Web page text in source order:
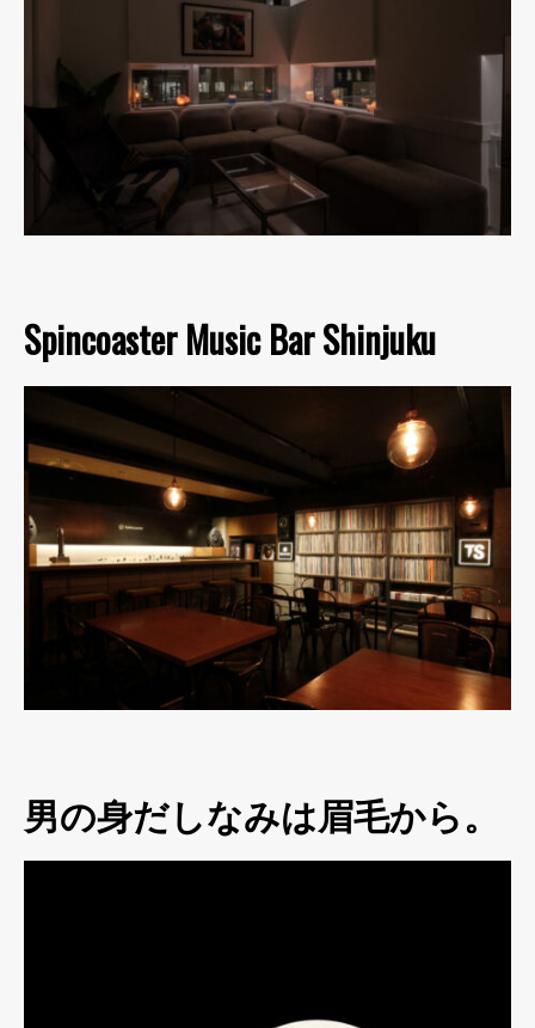
Spincoaster Music Bar Shinjuku
男の身だしなみは眉毛から。